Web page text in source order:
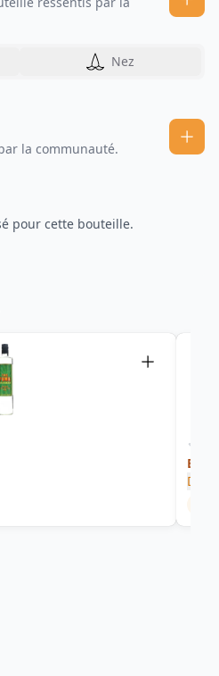
Nez
la communauté.
pour cette bouteille.
Ed.
DOK